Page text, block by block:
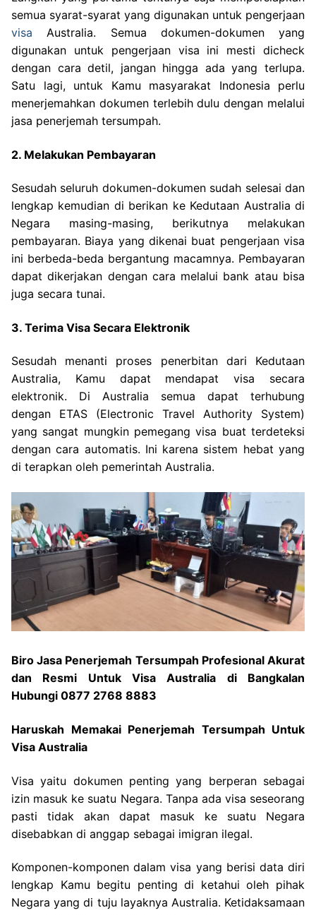
semua syarat-syarat yang digunakan untuk pengerjaan
visa Australia. Semua dokumen-dokumen yang
digunakan untuk pengerjaan visa ini mesti dicheck
dengan cara detil, jangan hingga ada yang terlupa.
Satu lagi, untuk Kamu masyarakat Indonesia perlu
menerjemahkan dokumen terlebih dulu dengan melalui
jasa penerjemah tersumpah.
2. Melakukan Pembayaran
Sesudah seluruh dokumen-dokumen sudah selesai dan
lengkap kemudian di berikan ke Kedutaan Australia di
Negara masing-masing, berikutnya melakukan
pembayaran. Biaya yang dikenai buat pengerjaan visa
ini berbeda-beda bergantung macamnya. Pembayaran
dapat dikerjakan dengan cara melalui bank atau bisa
juga secara tunai.
3. Terima Visa Secara Elektronik
Sesudah menanti proses penerbitan dari Kedutaan
Australia, Kamu dapat mendapat visa secara
elektronik. Di Australia semua dapat terhubung
dengan ETAS (Electronic Travel Authority System)
yang sangat mungkin pemegang visa buat terdeteksi
dengan cara automatis. Ini karena sistem hebat yang
di terapkan oleh pemerintah Australia.
Biro Jasa Penerjemah Tersumpah Profesional Akurat
dan Resmi Untuk Visa Australia di Bangkalan
Hubungi 0877 2768 8883
Haruskah Memakai Penerjemah Tersumpah Untuk
Visa Australia
Visa yaitu dokumen penting yang berperan sebagai
izin masuk ke suatu Negara. Tanpa ada visa seseorang
pasti tidak akan dapat masuk ke suatu Negara
disebabkan di anggap sebagai imigran ilegal.
Komponen-komponen dalam visa yang berisi data diri
lengkap Kamu begitu penting di ketahui oleh pihak
Negara yang di tuju layaknya Australia. Ketidaksamaan